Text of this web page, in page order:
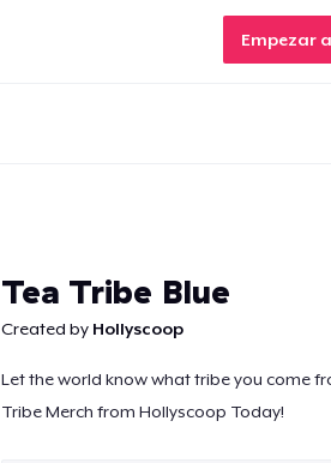
Empezar
Tea Tribe Blue
Created by Hollyscoop
Let the world know what tribe you come
Tribe Merch from Hollyscoop Today!